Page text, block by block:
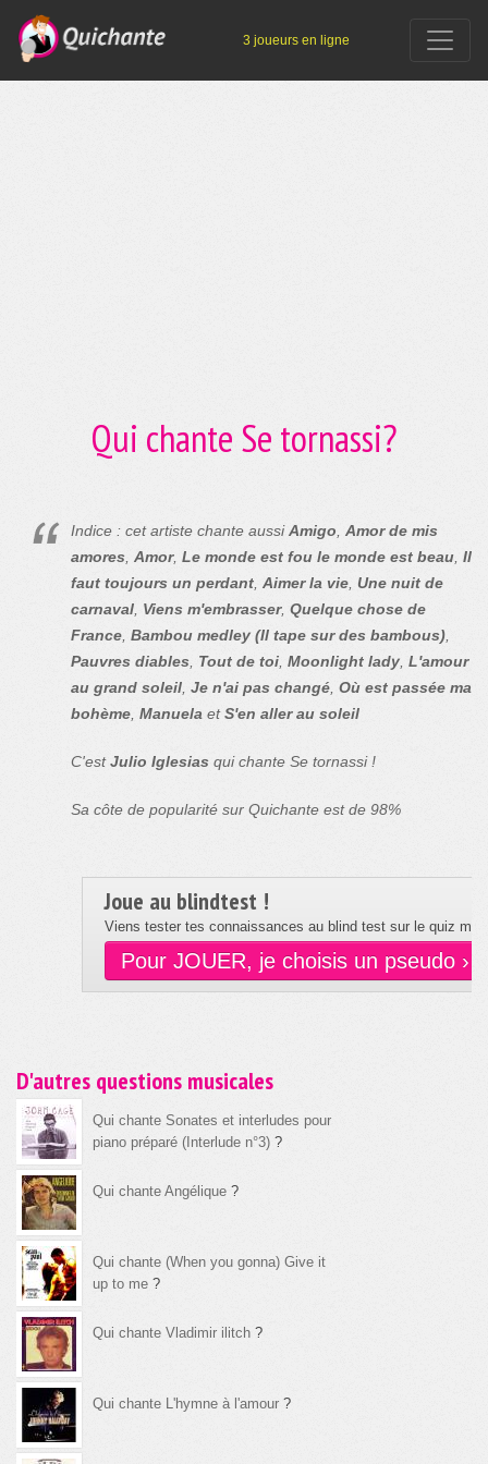
3 joueurs en ligne
Qui chante Se tornassi?
Indice : cet artiste chante aussiAmigo Amor de mis
amores Amor, Le monde est fou le monde est beau Il
faut toujours un perdant Aimer la vie Une nuit de
carnaval Viens m'embrasser, Quelque chose de
France Bambou medley (Il tape sur des bambous)
Pauvres diables
Tout de toi Moonlight lady L'amour
au grand soleil Je n'ai pas changé Où est passée ma
bohème Manuela etS'en aller au soleil
C'estJulio Iglesias qui chante Se tornassi !
Sa côte de popularité sur Quichante est de 98%
Joue au blindtest !
Viens tester tes connaissances au blind test sur le quiz
Pour JOUER, je choisis un pseudo ›
D'autres questions musicales
Qui chante Sonates et interludes pour
piano préparé (Interlude n°3) ?
Qui chante Angélique ?
Qui chante (When you gonna) Give it
up to me ?
Qui chante Vladimir ilitch ?
Qui chante L'hymne à l'amour ?